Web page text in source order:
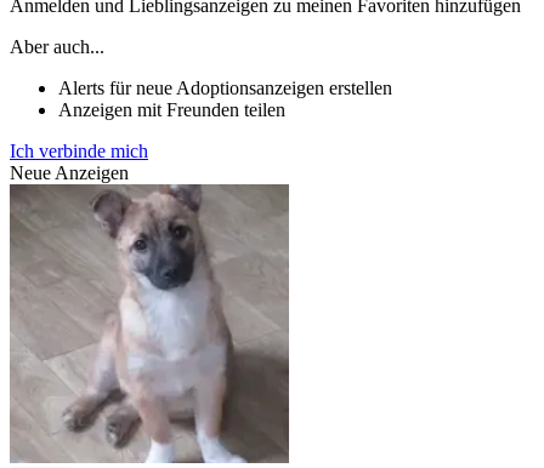
Anmelden und Lieblingsanzeigen zu meinen Favoriten hinzufügen
Aber auch...
Alerts für neue Adoptionsanzeigen erstellen
Anzeigen mit Freunden teilen
Ich verbinde mich
Neue Anzeigen